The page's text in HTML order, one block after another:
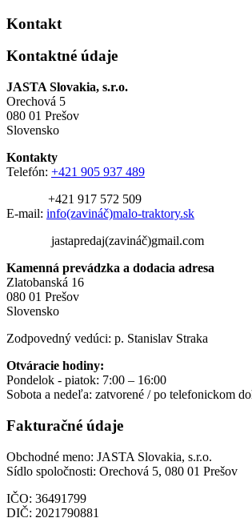
Kontakt
Kontaktné údaje
JASTA Slovakia, s.r.o.
Orechová 5
080 01 Prešov
Slovensko
Kontakty
Telefón: +421 905 937 489
+421 917 572 509
E-mail: info(zavináč)malo-traktory.sk
jastapredaj(zavináč)gmail.com
Kamenná prevádzka a dodacia adresa
Zlatobanská 16
080 01 Prešov
Slovensko
Zodpovedný vedúci: p. Stanislav Straka
Otváracie hodiny:
Pondelok - piatok: 7:00 – 16:00
Sobota a nedeľa: zatvorené / po telefonickom
Fakturačné údaje
Obchodné meno: JASTA Slovakia, s.r.o.
Sídlo spoločnosti: Orechová 5, 080 01 Prešov
IČO: 36491799
DIČ: 2021790881